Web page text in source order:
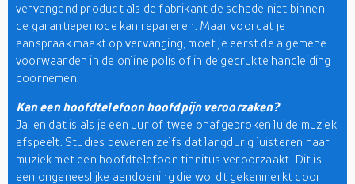
vervangend product als de fabrikant de schade niet binnen
de garantieperiode kan repareren. Maar voordat je
aanspraak maakt op vervanging, moet je eerst de algemene
voorwaarden in de online polis of in de gedrukte handleiding
doornemen.
Kan een hoofdtelefoon hoofdpijn veroorzaken?
Ja, en dat is als je een uur of twee onafgebroken luide muziek
afspeelt. Studies beweren zelfs dat langdurig luisteren naar
muziek met een hoofdtelefoon tinnitus veroorzaakt. Dit is
een ongeneeslijke aandoening die wordt gekenmerkt door